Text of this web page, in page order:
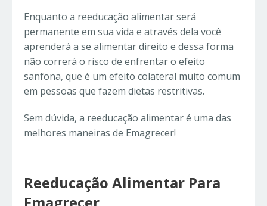
Enquanto a reeducação alimentar será
permanente em sua vida e através dela você
aprenderá a se alimentar direito e dessa forma
não correrá o risco de enfrentar o efeito
sanfona, que é um efeito colateral muito comum
em pessoas que fazem dietas restritivas.
Sem dúvida, a reeducação alimentar é uma das
melhores maneiras de Emagrecer!
Reeducação Alimentar Para